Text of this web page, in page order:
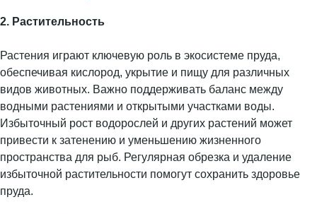
2. Растительность
Растения играют ключевую роль в экосистеме пруда,
обеспечивая кислород, укрытие и пищу для различных
видов животных. Важно поддерживать баланс между
водными растениями и открытыми участками воды.
Избыточный рост водорослей и других растений может
привести к затенению и уменьшению жизненного
пространства для рыб. Регулярная обрезка и удаление
избыточной растительности помогут сохранить здоровье
пруда.